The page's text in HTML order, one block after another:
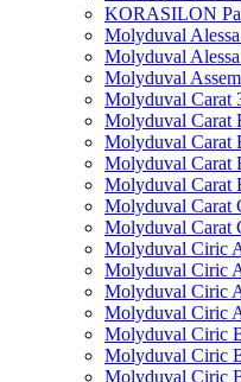
KORASILON
Molyduval
Molyduval
Molyduval
Molyduval Carat
Molyduval Carat
Molyduval Carat
Molyduval Carat
Molyduval Carat
Molyduval Carat
Molyduval Carat
Molyduval Ciric
Molyduval Ciric
Molyduval Ciric
Molyduval Ciric
Molyduval Ciric
Molyduval Ciric
Molyduval Ciric